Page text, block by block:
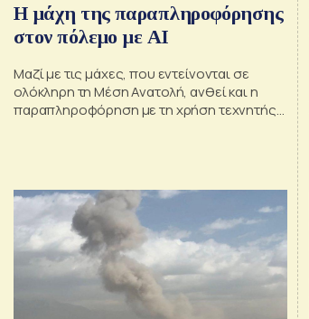
Η μάχη της παραπληροφόρησης
στον πόλεμο με AI
Μαζί με τις μάχες, που εντείνονται σε
ολόκληρη τη Μέση Ανατολή, ανθεί και η
παραπληροφόρηση με τη χρήση τεχνητής